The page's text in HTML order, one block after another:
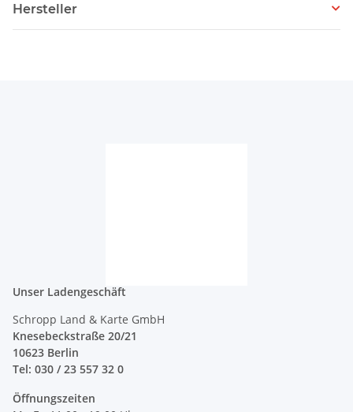
Hersteller
Unser Ladengeschäft
Schropp Land & Karte GmbH
Knesebeckstraße 20/21
10623 Berlin
Tel: 030 / 23 557 32 0
Öffnungszeiten